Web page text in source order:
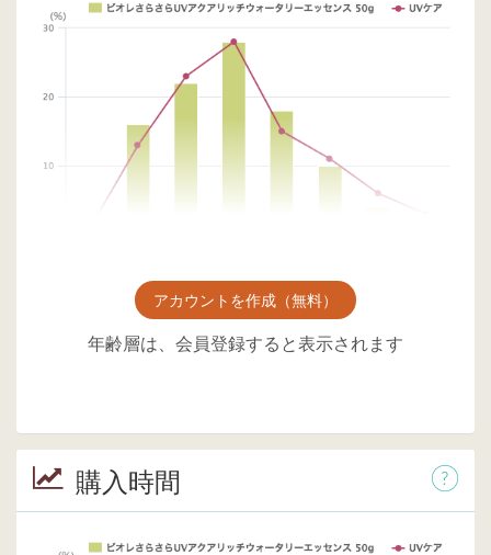
アカウントを作成（無料）
年齢層は、会員登録すると表示されます
購入時間